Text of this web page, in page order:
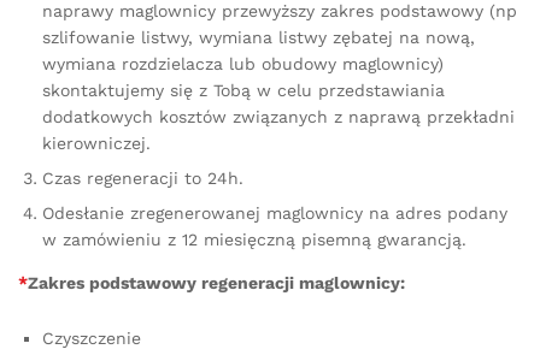
naprawy maglownicy przewyższy zakres podstawowy (np
szlifowanie listwy, wymiana listwy zębatej na nową,
wymiana rozdzielacza lub obudowy maglownicy)
skontaktujemy się z Tobą w celu przedstawiania
dodatkowych kosztów związanych z naprawą przekładni
kierowniczej.
Czas regeneracji to 24h.
Odesłanie zregenerowanej maglownicy na adres podany
w zamówieniu z 12 miesięczną pisemną gwarancją.
*Zakres podstawowy regeneracji maglownicy:
Czyszczenie